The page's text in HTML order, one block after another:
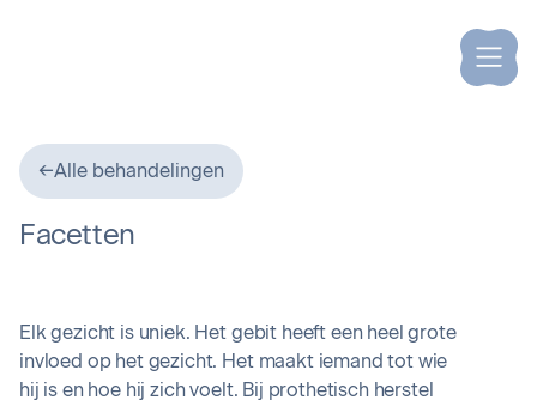
←Alle behandelingen
Facetten
Elk gezicht is uniek. Het gebit heeft een heel grote
invloed op het gezicht. Het maakt iemand tot wie
hij is en hoe hij zich voelt. Bij prothetisch herstel